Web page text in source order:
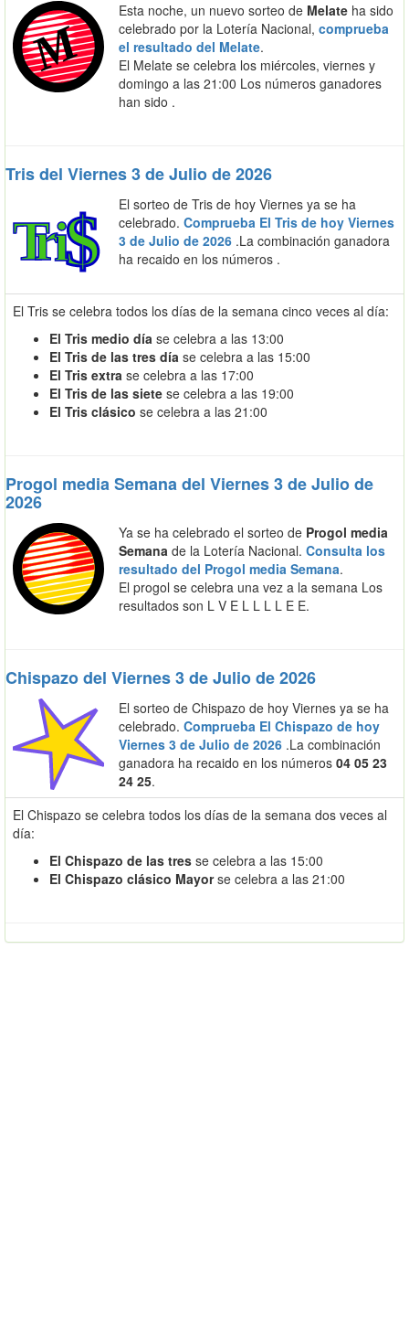
Esta noche, un nuevo sorteo de Melate ha sido
celebrado por la Lotería Nacional, comprueba
el resultado del Melate.
El Melate se celebra los miércoles, viernes y
domingo a las 21:00 Los números ganadores
han sido .
Tris del Viernes 3 de Julio de 2026
El sorteo de Tris de hoy Viernes ya se ha
celebrado. Comprueba El Tris de hoy Viernes
3 de Julio de 2026 .La combinación ganadora
ha recaido en los números .
El Tris se celebra todos los días de la semana cinco veces al día:
El Tris medio día se celebra a las 13:00
El Tris de las tres día se celebra a las 15:00
El Tris extra se celebra a las 17:00
El Tris de las siete se celebra a las 19:00
El Tris clásico se celebra a las 21:00
Progol media Semana del Viernes 3 de Julio de
2026
Ya se ha celebrado el sorteo de Progol media
Semana de la Lotería Nacional. Consulta los
resultado del Progol media Semana.
El progol se celebra una vez a la semana Los
resultados son L V E L L L L E E.
Chispazo del Viernes 3 de Julio de 2026
El sorteo de Chispazo de hoy Viernes ya se ha
celebrado. Comprueba El Chispazo de hoy
Viernes 3 de Julio de 2026 .La combinación
ganadora ha recaido en los números 04 05 23
24 25.
El Chispazo se celebra todos los días de la semana dos veces al
día:
El Chispazo de las tres se celebra a las 15:00
El Chispazo clásico Mayorse celebra a las 21:00